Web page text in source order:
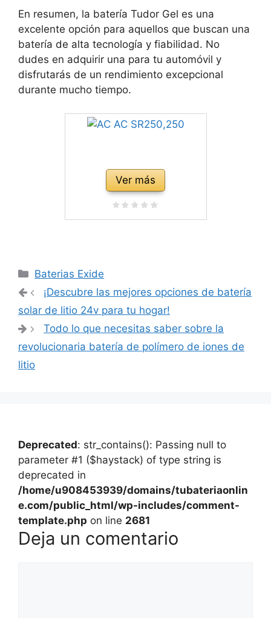
En resumen, la batería Tudor Gel es una
excelente opción para aquellos que buscan una
batería de alta tecnología y fiabilidad. No
dudes en adquirir una para tu automóvil y
disfrutarás de un rendimiento excepcional
durante mucho tiempo.
Ver más
Categorías
Baterias Exide
Navegación
¡Descubre las mejores opciones de batería
solar de litio 24v para tu hogar!
Todo lo que necesitas saber sobre la
revolucionaria batería de polímero de iones de
litio
Deprecated: str_contains(): Passing null to
parameter #1 ($haystack) of type string is
deprecated in
/home/u908453939/domains/tubateriaonlin
e.com/public_html/wp-includes/comment-
template.php on line 2681
Deja un comentario